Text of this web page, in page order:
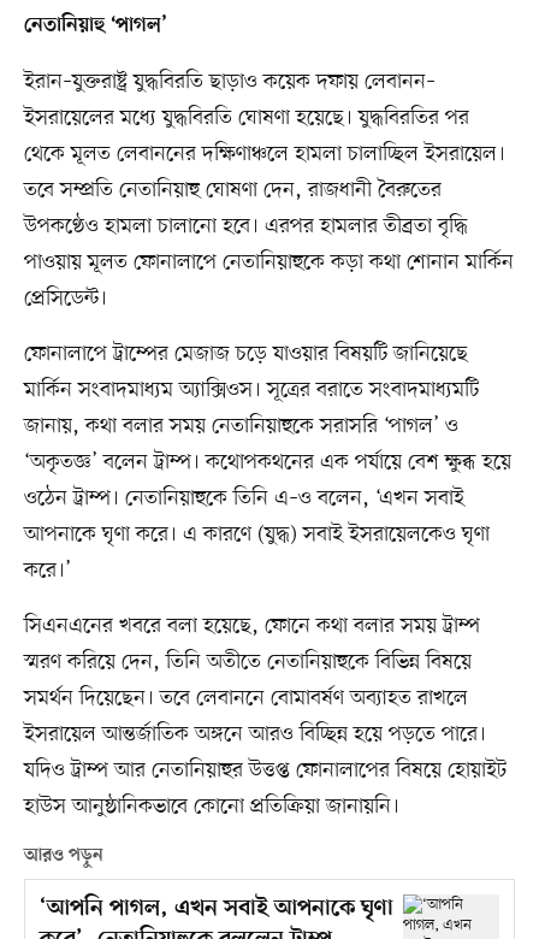
নেতানিয়াহু ‘পাগল’
ইরান–যুক্তরাষ্ট্র যুদ্ধবিরতি ছাড়াও কয়েক দফায় লেবানন–
ইসরায়েলের মধ্যে যুদ্ধবিরতি ঘোষণা হয়েছে। যুদ্ধবিরতির পর
থেকে মূলত লেবাননের দক্ষিণাঞ্চলে হামলা চালাচ্ছিল ইসরায়েল।
তবে সম্প্রতি নেতানিয়াহু ঘোষণা দেন, রাজধানী বৈরুতের
উপকণ্ঠেও হামলা চালানো হবে। এরপর হামলার তীব্রতা বৃদ্ধি
পাওয়ায় মূলত ফোনালাপে নেতানিয়াহুকে কড়া কথা শোনান মার্কিন
প্রেসিডেন্ট।
ফোনালাপে ট্রাম্পের মেজাজ চড়ে যাওয়ার বিষয়টি জানিয়েছে
মার্কিন সংবাদমাধ্যম অ্যাক্সিওস। সূত্রের বরাতে সংবাদমাধ্যমটি
জানায়, কথা বলার সময় নেতানিয়াহুকে সরাসরি ‘পাগল’ ও
‘অকৃতজ্ঞ’ বলেন ট্রাম্প। কথোপকথনের এক পর্যায়ে বেশ ক্ষুব্ধ হয়ে
ওঠেন ট্রাম্প। নেতানিয়াহুকে তিনি এ–ও বলেন, ‘এখন সবাই
আপনাকে ঘৃণা করে। এ কারণে (যুদ্ধ) সবাই ইসরায়েলকেও ঘৃণা
করে।’
সিএনএনের খবরে বলা হয়েছে, ফোনে কথা বলার সময় ট্রাম্প
স্মরণ করিয়ে দেন, তিনি অতীতে নেতানিয়াহুকে বিভিন্ন বিষয়ে
সমর্থন দিয়েছেন। তবে লেবাননে বোমাবর্ষণ অব্যাহত রাখলে
ইসরায়েল আন্তর্জাতিক অঙ্গনে আরও বিচ্ছিন্ন হয়ে পড়তে পারে।
যদিও ট্রাম্প আর নেতানিয়াহুর উত্তপ্ত ফোনালাপের বিষয়ে হোয়াইট
হাউস আনুষ্ঠানিকভাবে কোনো প্রতিক্রিয়া জানায়নি।
আরও পড়ুন
‘আপনি পাগল, এখন সবাই আপনাকে ঘৃণা